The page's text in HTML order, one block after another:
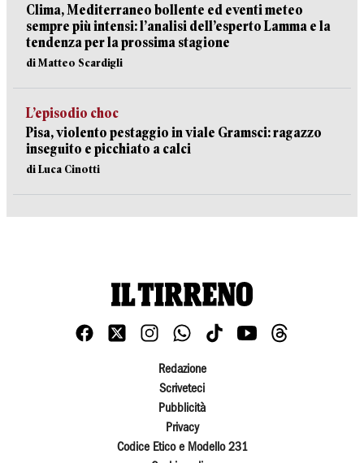
Clima, Mediterraneo bollente ed eventi meteo
sempre più intensi: l’analisi dell’esperto Lamma e la
tendenza per la prossima stagione
di Matteo Scardigli
L’episodio choc
Pisa, violento pestaggio in viale Gramsci: ragazzo
inseguito e picchiato a calci
di Luca Cinotti
Redazione
Scriveteci
Pubblicità
Privacy
Codice Etico e Modello 231